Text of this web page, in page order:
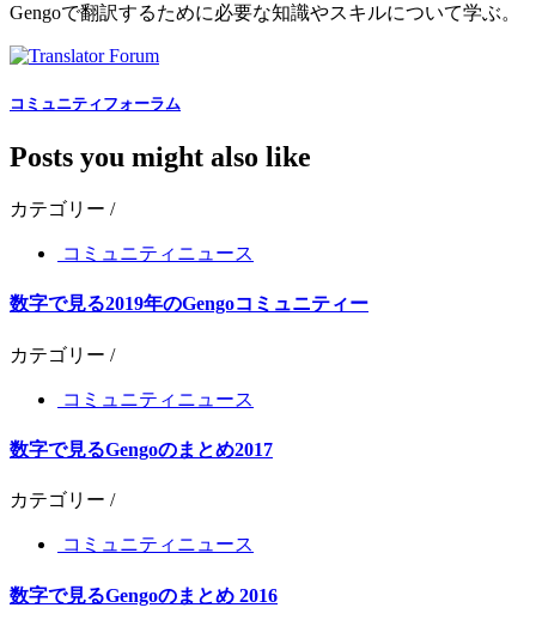
Gengoで翻訳するために必要な知識やスキルについて学ぶ。
コミュニティフォーラム
Posts you might also like
カテゴリー /
コミュニティニュース
数字で見る2019年のGengoコミュニティー
カテゴリー /
コミュニティニュース
数字で見るGengoのまとめ2017
カテゴリー /
コミュニティニュース
数字で見るGengoのまとめ 2016